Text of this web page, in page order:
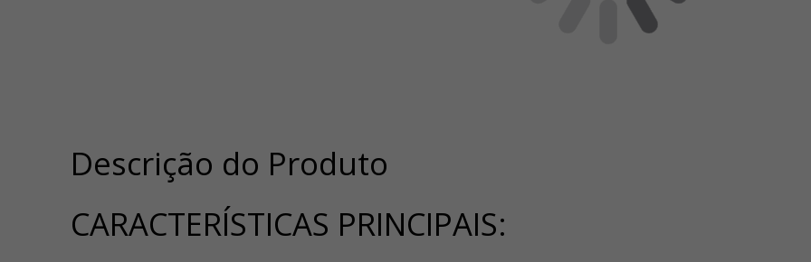
Descrição do Produto
CARACTERÍSTICAS PRINCIPAIS: